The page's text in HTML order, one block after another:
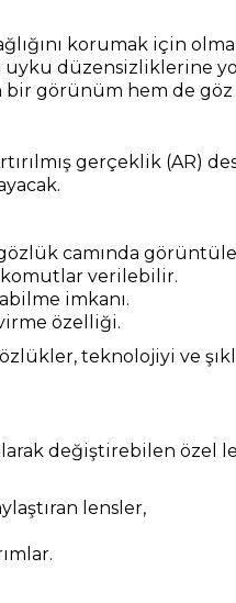
korumak için
uyku düzensizliklerine
görünüm hem de göz
gerçeklik (AR)
camında
komutlar verilebilir.
imkanı.
özelliği.
teknolojiyi ve
değiştirebilen özel
lensler,